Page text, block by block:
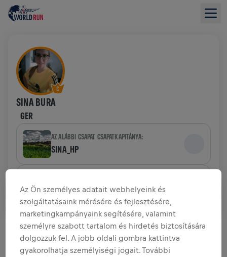
SINA BURA
GER
AZ ALÁBBI CSAPAT CSAPATKAPITÁNYA:
SINA_HP
SINA_HP
ADOMÁNYGYŰJTÉS ÁTTEKINTÉSE
0,00 USD GYŰLT ÖSSZE 0,00 USD A CÉLBÓL
Az Ön személyes adatait webhelyeink és
szolgáltatásaink mérésére és fejlesztésére,
marketingkampányaink segítésére, valamint
személyre szabott tartalom és hirdetés biztosítására
dolgozzuk fel. A jobb oldali gombra kattintva
gyakorolhatja személyiségi jogait. További